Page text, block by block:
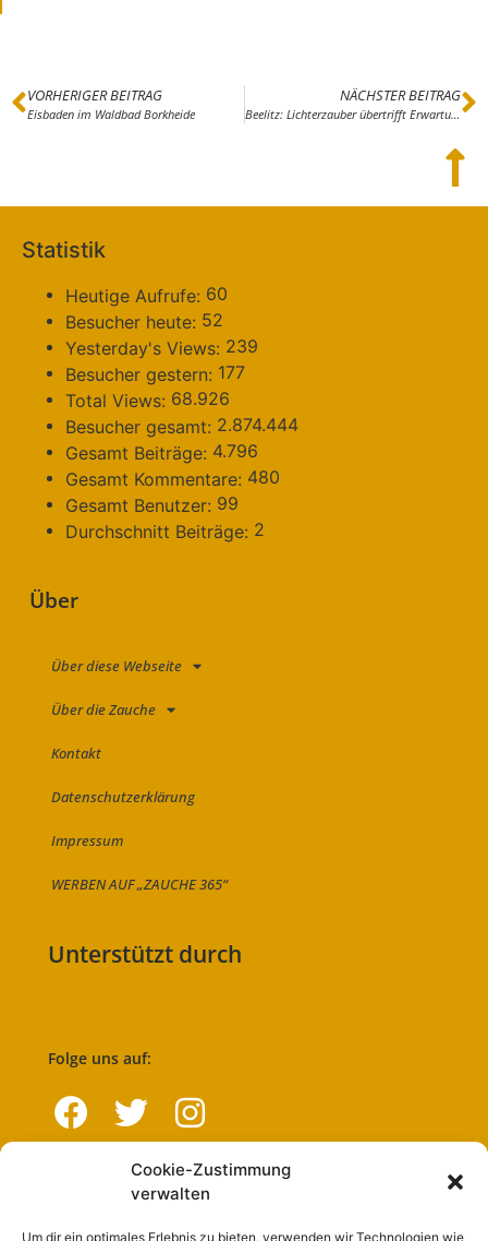
Cookie-Zustimmung
verwalten
Um dir ein optimales Erlebnis zu bieten, verwenden wir Technologien wie
VORHERIGER BEITRAG
Eisbaden im Waldbad Borkheide
NÄCHSTER BEITRAG
Beelitz: Lichterzauber übertrifft Erwartungen
Statistik
Heutige Aufrufe: 60
Besucher heute: 52
Yesterday's Views: 239
Besucher gestern: 177
Total Views: 68.926
Besucher gesamt: 2.874.444
Gesamt Beiträge: 4.796
Gesamt Kommentare: 480
Gesamt Benutzer: 99
Durchschnitt Beiträge: 2
Über
Über diese Webseite
Über die Zauche
Kontakt
Datenschutzerklärung
Impressum
WERBEN AUF „ZAUCHE 365“
Unterstützt durch
Folge uns auf:
Navigation